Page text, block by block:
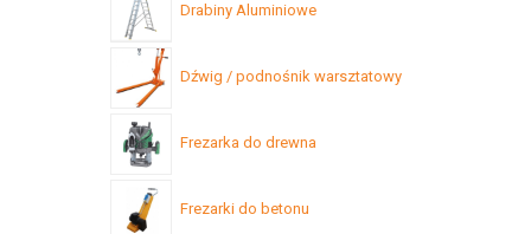
Drabiny Aluminiowe
Dźwig / podnośnik warsztatowy
Frezarka do drewna
Frezarki do betonu